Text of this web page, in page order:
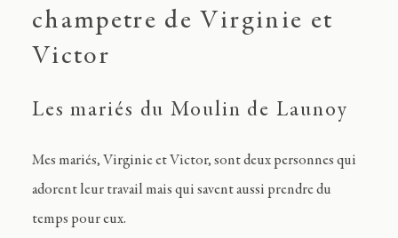
champetre de Virginie et
Victor
Les mariés du Moulin de Launoy
Mes mariés, Virginie et Victor, sont deux personnes qui
adorent leur travail mais qui savent aussi prendre du
temps pour eux.